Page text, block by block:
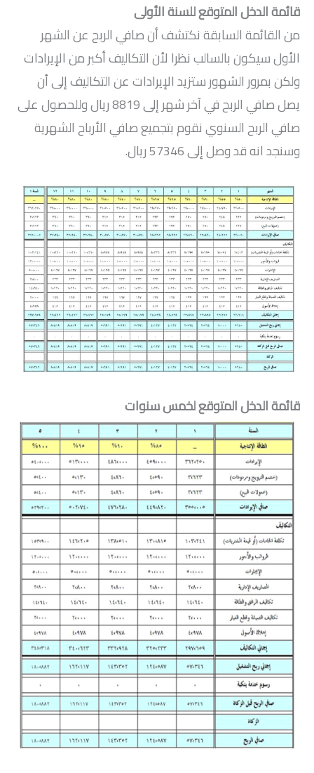
قائمة الدخل المتوقع للسنة الأولى
من القائمة السابقة نكتشف أن صافي الربح عن الشهر
الأول سيكون بالسالب نظرا لأن التكاليف أكبر من الإيرادات
ولكن بمرور الشهور ستزيد الإيرادات عن التكاليف إلى أن
يصل صافي الربح في آخر شهر إلى 8819 ريال وللحصول على
صافي الربح السنوي نقوم بتجميع صافي الأرباح الشهرية
وسنجد انه قد وصل إلى 57346 ريال.
قائمة الدخل المتوقع لخمس سنوات